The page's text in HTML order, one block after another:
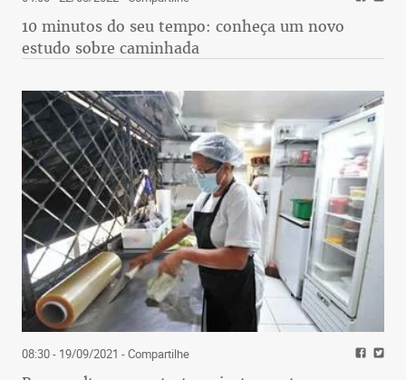
10 minutos do seu tempo: conheça um novo
estudo sobre caminhada
08:30 - 19/09/2021 - Compartilhe